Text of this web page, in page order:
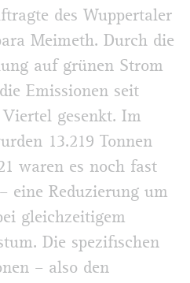
des Wuppertaler
Meimeth. Durch die
auf grünen Strom
Emissionen seit
gesenkt. Im
13.219 Tonnen
waren es noch fast
eine Reduzierung um
gleichzeitigem
Die spezifischen
– also den